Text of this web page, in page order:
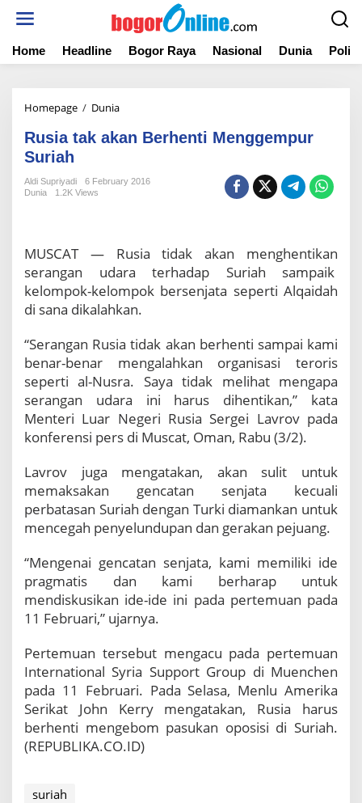
t
Home Headline Bogor Raya Nasional Dunia
Homepage / Dunia
s
t
k
a
n
B
e
e
n
t
i
M
n
g
m
p
u
S
u
i
Rusia tak akan Berhenti Menggempur
Suriah
Aldi Supriyadi
6 February 2016
Dunia
1.2K Views
MUSCAT — Rusia tidak akan menghentikan
serangan udara terhadap Suriah sampaik
kelompok-kelompok bersenjata seperti Alqaidah
di sana dikalahkan.
“Serangan Rusia tidak akan berhenti sampai kami
benar-benar mengalahkan organisasi teroris
seperti al-Nusra. Saya tidak melihat mengapa
serangan udara ini harus dihentikan,” kata
Menteri Luar Negeri Rusia Sergei Lavrov pada
konferensi pers di Muscat, Oman, Rabu (3/2).
Lavrov juga mengatakan, akan sulit untuk
memaksakan gencatan senjata kecuali
perbatasan Suriah dengan Turki diamankan untuk
mencegah penyelundupan dan gerakan pejuang.
“Mengenai gencatan senjata, kami memiliki ide
pragmatis dan kami berharap untuk
mendiskusikan ide-ide ini pada pertemuan pada
11 Februari,” ujarnya.
Pertemuan tersebut mengacu pada pertemuan
International Syria Support Group di Muenchen
pada 11 Februari. Pada Selasa, Menlu Amerika
Serikat John Kerry mengatakan, Rusia harus
berhenti mengebom pasukan oposisi di Suriah.
(REPUBLIKA.CO.ID)
suriah